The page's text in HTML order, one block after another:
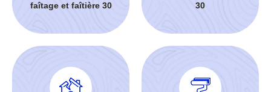
faîtage et faîtière 30
30